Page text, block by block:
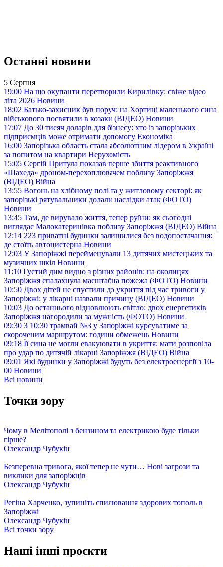
Останні новини
5 Серпня
19:00 На що окупанти перетворили Кирилівку: свіже відео
літа 2026 Новини
18:02 Батько-захисник був поруч: на Хортиці маленького сина
військового посвятили в козаки (ВІДЕО) Новини
17:07 До 30 тисяч доларів для бізнесу: хто із запорізьких
підприємців може отримати допомогу Економіка
16:00 Запорізька область стала абсолютним лідером в Україні
за попитом на квартири Нерухомість
15:05 Сергій Притула показав перше збиття реактивного
«Шахеда» дроном-перехоплювачем поблизу Запоріжжя
(ВІДЕО) Війна
13:55 Вогонь на хлібному полі та у житловому секторі: як
запорізькі рятувальники долали наслідки атак (ФОТО)
Новини
13:45 Там, де вирувало життя, тепер руїни: як сьогодні
виглядає Малокатеринівка поблизу Запоріжжя (ВІДЕО) Війна
12:14 223 приватні будинки залишилися без водопостачання:
де стоїть автоцистерна Новини
12:03 У Запоріжжі перейменували 13 дитячих мистецьких та
музичних шкіл Новини
11:10 Густий дим видно з різних районів: на околицях
Запоріжжя спалахнула масштабна пожежа (ФОТО) Новини
10:50 Двох дітей не спустили до укриття під час тривоги у
Запоріжжі: у лікарні назвали причину (ВІДЕО) Новини
10:03 До останнього відновлюють світло: двох енергетиків
Запоріжжя нагородили за мужність (ФОТО) Новини
09:30 З 10:30 трамвай №3 у Запоріжжі курсуватиме за
скороченим маршрутом: години обмежень Новини
09:18 Її сина не могли евакуювати в укриття: мати розповіла
про удар по дитячій лікарні Запоріжжя (ВІДЕО) Війна
09:01 Які будинки у Запоріжжі будуть без електроенергії з 10-
00 Новини
Всі новини
Точки зору
Чому в Мелітополі з бензином та електрикою буде тільки
гірше?
Олександр Чубукін
Безперевна тривога, якої тепер не чути… Нові загрози та
виклики для запоріжців
Олександр Чубукін
Регіна Харченко, зупиніть спилювання здорових тополь в
Запоріжжі
Олександр Чубукін
Всі точки зору
Наші інші проєкти